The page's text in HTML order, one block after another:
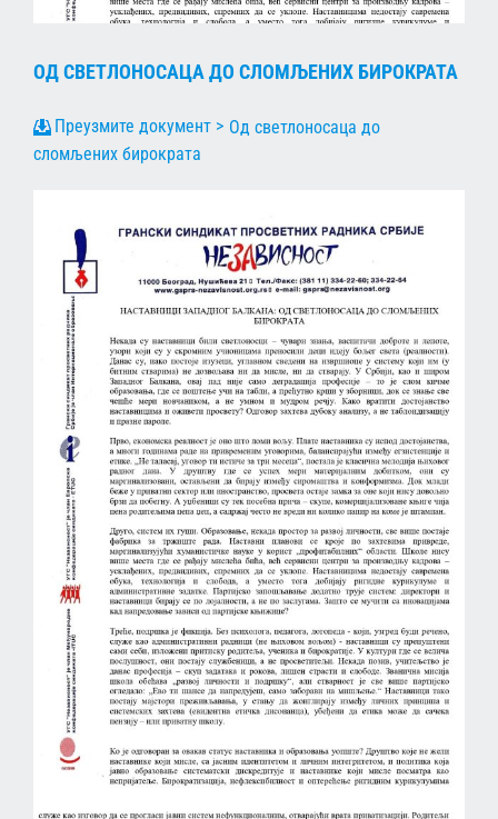
ОД СВЕТЛОНОСАЦА ДО СЛОМЉЕНИХ БИРОКРАТА
Од светлоносаца до
сломљених бирократа